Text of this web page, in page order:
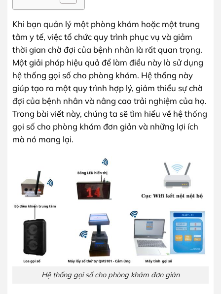
Khi bạn quản lý một phòng khám hoặc một trung
tâm y tế, việc tổ chức quy trình phục vụ và giảm
thời gian chờ đợi của bệnh nhân là rất quan trọng.
Một giải pháp hiệu quả để làm điều này là sử dụng
hệ thống gọi số cho phòng khám. Hệ thống này
giúp tạo ra một quy trình hợp lý, giảm thiểu sự chờ
đợi của bệnh nhân và nâng cao trải nghiệm của họ.
Trong bài viết này, chúng ta sẽ tìm hiểu về hệ thống
gọi số cho phòng khám đơn giản và những lợi ích
mà nó mang lại.
Hệ thống gọi số cho phòng khám đơn giản